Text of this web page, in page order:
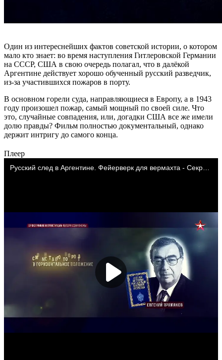
Один из интереснейших фактов советской истории, о котором
мало кто знает: во время наступления Гитлеровской Германии
на СССР, США в свою очередь полагал, что в далёкой
Аргентине действует хорошо обученный русский разведчик,
из-за участившихся пожаров в порту.
В основном горели суда, направляющиеся в Европу, а в 1943
году произошел пожар, самый мощный по своей силе. Что
это, случайные совпадения, или, догадки США все же имели
долю правды? Фильм полностью документальный, однако
держит интригу до самого конца.
Плеер